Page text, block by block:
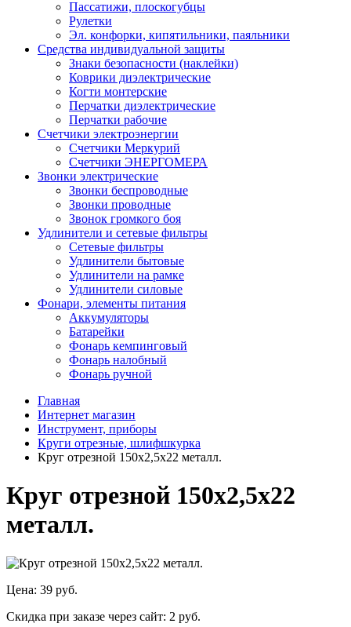
Пассатижи, плоскогубцы
Рулетки
Эл. конфорки, кипятильники, паяльники
Средства индивидуальной защиты
Знаки безопасности (наклейки)
Коврики диэлектрические
Когти монтерские
Перчатки диэлектрические
Перчатки рабочие
Счетчики электроэнергии
Счетчики Меркурий
Счетчики ЭНЕРГОМЕРА
Звонки электрические
Звонки беспроводные
Звонки проводные
Звонок громкого боя
Удлинители и сетевые фильтры
Сетевые фильтры
Удлинители бытовые
Удлинители на рамке
Удлинители силовые
Фонари, элементы питания
Аккумуляторы
Батарейки
Фонарь кемпинговый
Фонарь налобный
Фонарь ручной
Главная
Интернет магазин
Инструмент, приборы
Круги отрезные, шлифшкурка
Круг отрезной 150х2,5х22 металл.
Круг отрезной 150х2,5х22
металл.
Цена: 39 руб.
Скидка при заказе через сайт: 2 руб.